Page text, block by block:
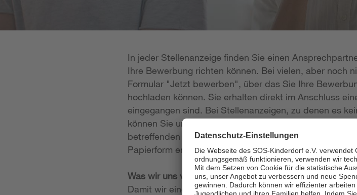
In jeder Stellenanzeige finden Sie einen
Ihre Bewerbung richten können. Bei vielen, aber noch
Formular "Jetzt bewerben", über das Sie Ihre
hochladen können. Sie erhalten direkt im Anschluss
eingegangen sind. Bei Stellenanzeigen, zu denen es
können Sie uns Ihre Unterlagen per E-Mail zukommen
betreffenden Stellenanzeige angegeben. Natürlich
Papierform entgegen.
Was wir uns von Ihrer Bewerbung wünschen
Damit wir einen möglichst konkreten Eindruck von